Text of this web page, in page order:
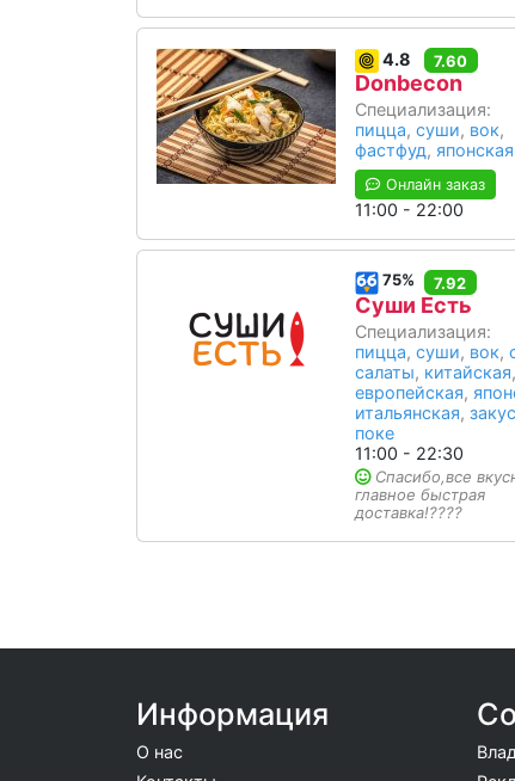
4.8 7.60
Donbecon
Специализация:
пицца, суши, вок,
фастфуд, японская
Онлайн заказ
11:00 - 22:00
75% 7.92
Суши Есть
Специализация:
пицца, суши, вок,
салаты, китайская,
европейская,
итальянская,
поке
11:00 - 22:30
Спасибо,все
главное быстрая
доставка!????
Информация
О нас